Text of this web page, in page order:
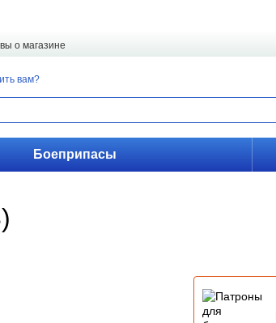
о магазине
вам?
Боеприпасы